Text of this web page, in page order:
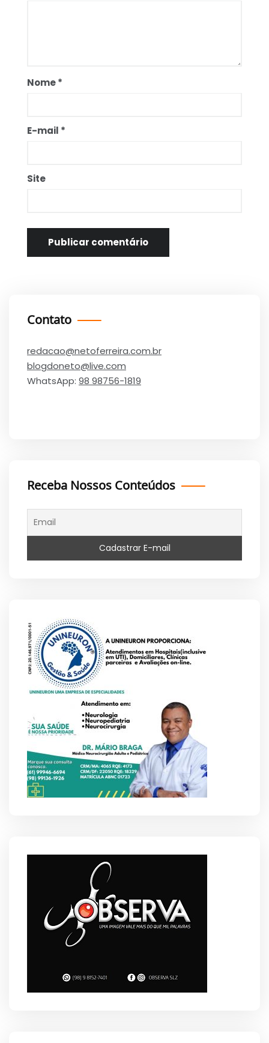
Nome*
E-mail *
Site
Contato
redacao@netoferreira.com.br
blogdoneto@live.com
WhatsApp: 98 98756-1819
Receba Nossos Conteúdos